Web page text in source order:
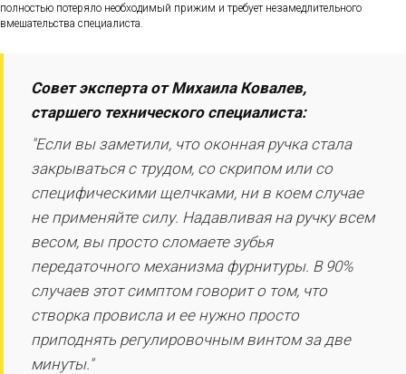
полностью потеряло необходимый прижим и требует незамедлительного
вмешательства специалиста.
Совет эксперта от Михаила Ковалев,
старшего технического специалиста:
"Если вы заметили, что оконная ручка стала
закрываться с трудом, со скрипом или со
специфическими щелчками, ни в коем случае
не применяйте силу. Надавливая на ручку всем
весом, вы просто сломаете зубья
передаточного механизма фурнитуры. В 90%
случаев этот симптом говорит о том, что
створка провисла и ее нужно просто
приподнять регулировочным винтом за две
минуты."